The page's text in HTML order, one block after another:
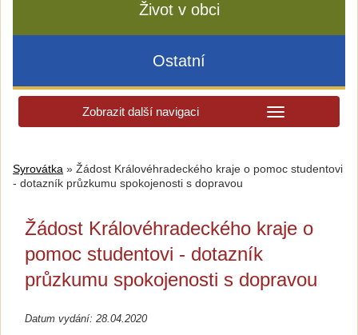
Život v obci
Ostatní
Zobrazit další navigaci
Syrovátka » Žádost Královéhradeckého kraje o pomoc studentovi
- dotazník průzkumu spokojenosti s dopravou
Žádost Královéhradeckého kraje o
pomoc studentovi - dotazník
průzkumu spokojenosti s dopravou
Datum vydání: 28.04.2020